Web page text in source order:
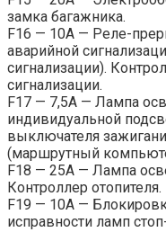
замка багажника.
F16 — 10А — Реле-
аварийной
сигнализации).
сигнализации.
F17 — 7,5А — Лампа
индивидуальной
выключателя
(маршрутный
F18 — 25А — Лампа
Контроллер
F19 — 10А —
исправности ламп